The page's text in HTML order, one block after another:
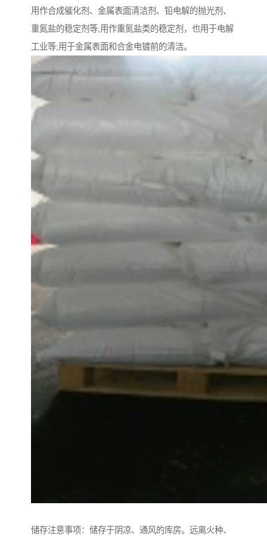
用作合成催化剂、金属表面清洁剂、铅电解的抛光剂、
重氮盐的稳定剂等;用作重氮盐类的稳定剂，也用于电解
工业等;用于金属表面和合金电镀前的清洁。
储存注意事项：储存于阴凉、通风的库房。远离火种、